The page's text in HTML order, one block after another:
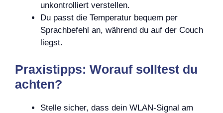
unkontrolliert verstellen.
Du passt die Temperatur bequem per
Sprachbefehl an, während du auf der Couch
liegst.
Praxistipps: Worauf solltest du
achten?
Stelle sicher, dass dein WLAN-Signal am